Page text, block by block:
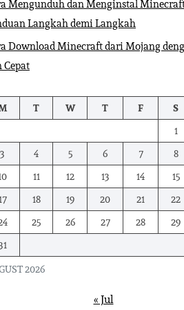
Mengunduh dan Menginstal
Langkah demi Langkah
Download Minecraft dari Mojang
Cepat
2026
T W T F S
1
3
4 5 6 7 8
11 12 13 14 15
18 19 20 21 22
25 26 27 28 29
« Jul